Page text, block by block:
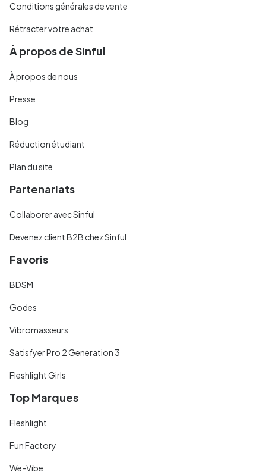
Conditions générales de vente
Rétracter votre achat
À propos de Sinful
À propos de nous
Presse
Blog
Réduction étudiant
Plan du site
Partenariats
Collaborer avec Sinful
Devenez client B2B chez Sinful
Favoris
BDSM
Godes
Vibromasseurs
Satisfyer Pro 2 Generation 3
Fleshlight Girls
Top Marques
Fleshlight
Fun Factory
We-Vibe